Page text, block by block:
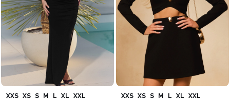
XXS XS S M L XL
XXL
XXS XS S M L XL
XXL